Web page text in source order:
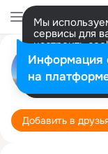
Мы
сервисы для
настроить
Разрешить
54
Добавить в
Информация
на